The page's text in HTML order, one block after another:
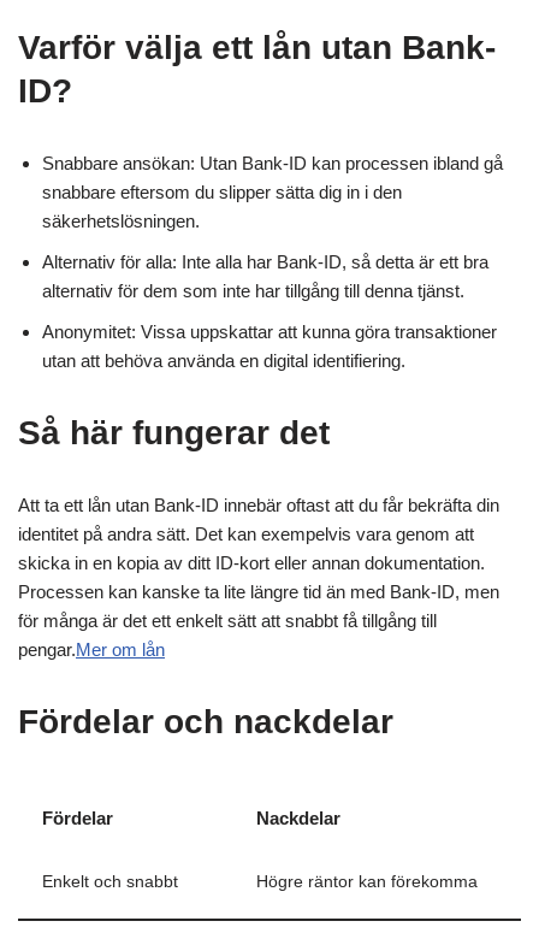
Varför välja ett lån utan Bank-
ID?
Snabbare ansökan: Utan Bank-ID kan processen ibland gå
snabbare eftersom du slipper sätta dig in i den
säkerhetslösningen.
Alternativ för alla: Inte alla har Bank-ID, så detta är ett bra
alternativ för dem som inte har tillgång till denna tjänst.
Anonymitet: Vissa uppskattar att kunna göra transaktioner
utan att behöva använda en digital identifiering.
Så här fungerar det
Att ta ett lån utan Bank-ID innebär oftast att du får bekräfta din
identitet på andra sätt. Det kan exempelvis vara genom att
skicka in en kopia av ditt ID-kort eller annan dokumentation.
Processen kan kanske ta lite längre tid än med Bank-ID, men
för många är det ett enkelt sätt att snabbt få tillgång till
pengar.Mer om lån
Fördelar och nackdelar
Fördelar Nackdelar
Enkelt och snabbt Högre räntor kan förekomma